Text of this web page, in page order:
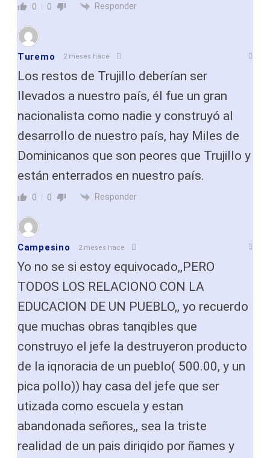
0 0 Responder
Turemo 2 meses hace
Los restos de Trujillo deberían ser
llevados a nuestro país, él fue un gran
nacionalista como nadie y construyó al
desarrollo de nuestro país, hay Miles de
Dominicanos que son peores que Trujillo y
están enterrados en nuestro país.
0 0 Responder
Campesino 2 meses hace
Yo no se si estoy equivocado,,PERO
TODOS LOS RELACIONO CON LA
EDUCACION DE UN PUEBLO,, yo recuerdo
que muchas obras tanqibles que
construyo el jefe la destruyeron producto
de la iqnoracia de un pueblo( 500.00, y un
pica pollo)) hay casa del jefe que ser
utizada como escuela y estan
abandonada señores,, sea la triste
realidad de un pais diriqido por ñames y